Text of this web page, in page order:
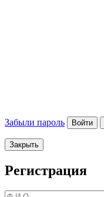
Забыли пароль Войти
Закрыть
Регистрация